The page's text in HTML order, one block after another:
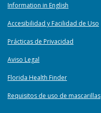
Information in English
Accesibilidad y Facilidad de Uso
Prácticas de Privacidad
Aviso Legal
Florida Health Finder
Requisitos de uso de mascarillas